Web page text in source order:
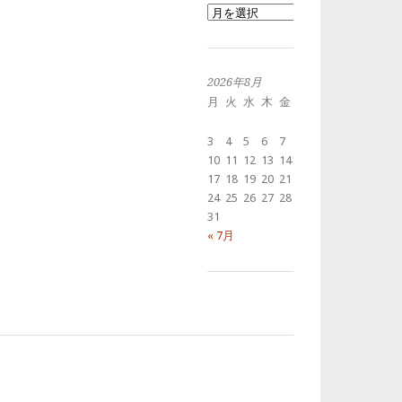
過
2026年8月
月
火 水 木 金
3
4 5 6 7
10 11 12 13 14
17 18 19 20 21
24 25 26 27 28
31
« 7月